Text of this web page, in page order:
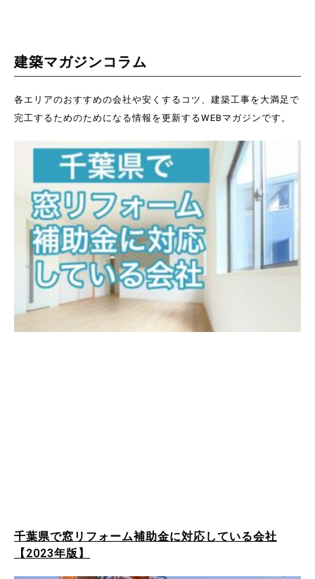
建築マガジンコラム
各エリアのおすすめの会社や安くするコツ、建築工事を大満足で
完工するためのためになる情報を更新するWEBマガジンです。
千葉県で窓リフォーム補助金に対応している会社
【2023年版】